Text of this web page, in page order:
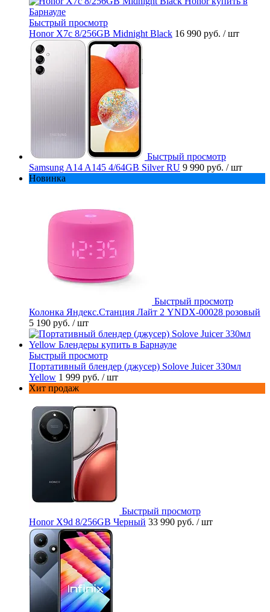
Быстрый просмотр
Honor X7c 8/256GB Midnight Black 16 990 руб. / шт
Быстрый просмотр
Samsung A14 A145 4/64GB Silver RU 9 990 руб. / шт
Новинка
Быстрый просмотр
Колонка Яндекс.Станция Лайт 2 YNDX-00028 розовый
5 190 руб. / шт
Быстрый просмотр
Портативный блендер (джусер) Solove Juicer 330мл
Yellow 1 999 руб. / шт
Хит продаж
Быстрый просмотр
Honor X9d 8/256GB Черный 33 990 руб. / шт